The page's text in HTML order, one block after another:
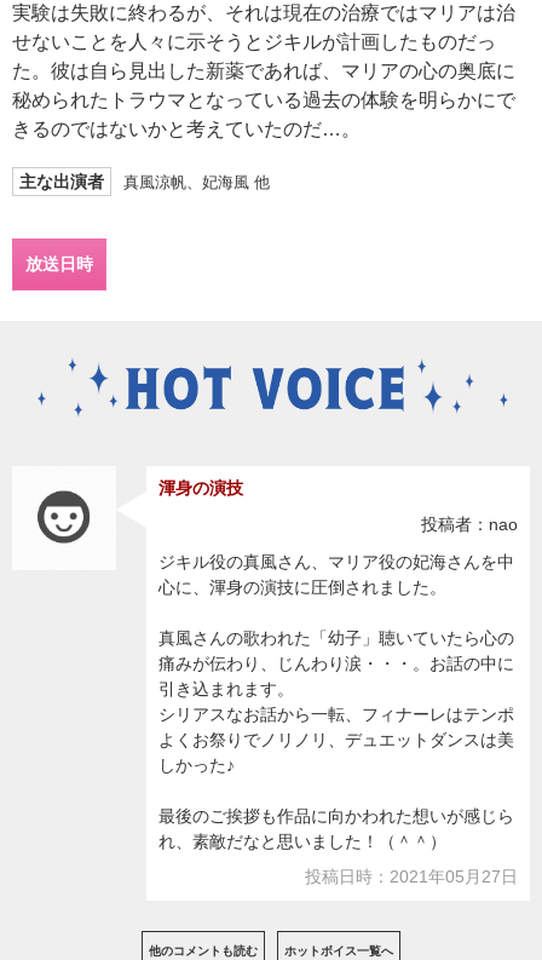
実験は失敗に終わるが、それは現在の治療ではマリアは治
せないことを人々に示そうとジキルが計画したものだっ
た。彼は自ら見出した新薬であれば、マリアの心の奥底に
秘められたトラウマとなっている過去の体験を明らかにで
きるのではないかと考えていたのだ…。
主な出演者 真風涼帆、妃海風 他
放送日時
渾身の演技
投稿者：nao
ジキル役の真風さん、マリア役の妃海さんを中
心に、渾身の演技に圧倒されました。
真風さんの歌われた「幼子」聴いていたら心の
痛みが伝わり、じんわり涙・・・。お話の中に
引き込まれます。
シリアスなお話から一転、フィナーレはテンポ
よくお祭りでノリノリ、デュエットダンスは美
しかった♪
最後のご挨拶も作品に向かわれた想いが感じら
れ、素敵だなと思いました！（＾＾）
投稿日時：2021年05月27日
他のコメントも読む ホットボイス一覧へ